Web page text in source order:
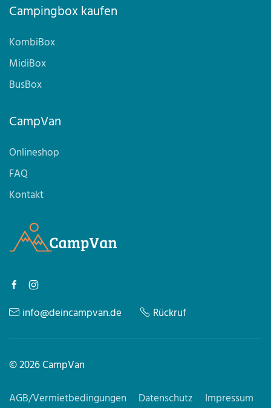
Campingbox kaufen
KombiBox
MidiBox
BusBox
CampVan
Onlineshop
FAQ
Kontakt
info@deincampvan.de Rückruf
©2026CampVan
AGB/Vermietbedingungen Datenschutz Impressum